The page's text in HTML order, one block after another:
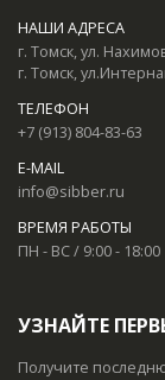
НАШИ АДРЕСА
г. Томск, ул.
г. Томск,
ТЕЛЕФОН
+7 (913) 804-83-63
E-MAIL
info@sibber.ru
ВРЕМЯ РАБОТЫ
ПН - ВС / 9:00 - 18:00
УЗНАЙТЕ
Получите